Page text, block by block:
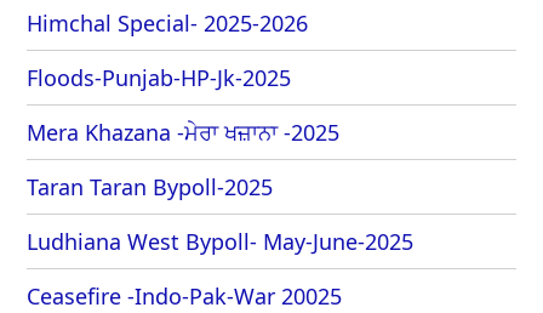
Himchal Special- 2025-2026
Floods-Punjab-HP-Jk-2025
Mera Khazana -ਮੇਰਾ ਖਜ਼ਾਨਾ -2025
Taran Taran Bypoll-2025
Ludhiana West Bypoll- May-June-2025
Ceasefire -Indo-Pak-War 20025